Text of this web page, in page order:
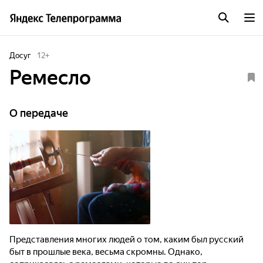
Досуг 12+
Ремесло
О передаче
Представления многих людей о том, каким был русский
быт в прошлые века, весьма скромны. Однако,